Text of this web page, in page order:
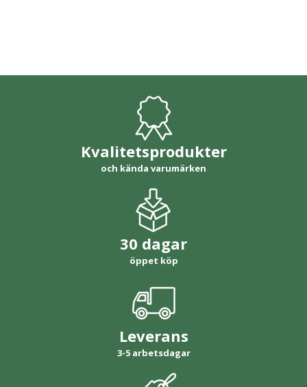
Kvalitetsprodukter
och kända varumärken
30 dagar
öppet köp
Leverans
3-5 arbetsdagar